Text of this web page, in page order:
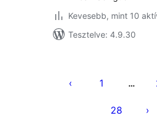
Kevesebb, mint 10
Tesztelve: 4.9.30
lapozása
1 …
28